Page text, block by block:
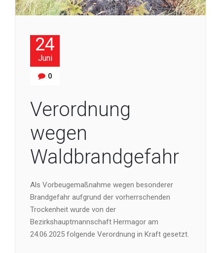
24
Juni
0
Verordnung
wegen
Waldbrandgefahr
Als Vorbeugemaßnahme wegen besonderer
Brandgefahr aufgrund der vorherrschenden
Trockenheit wurde von der
Bezirkshauptmannschaft Hermagor am
24.06.2025 folgende Verordnung in Kraft gesetzt.